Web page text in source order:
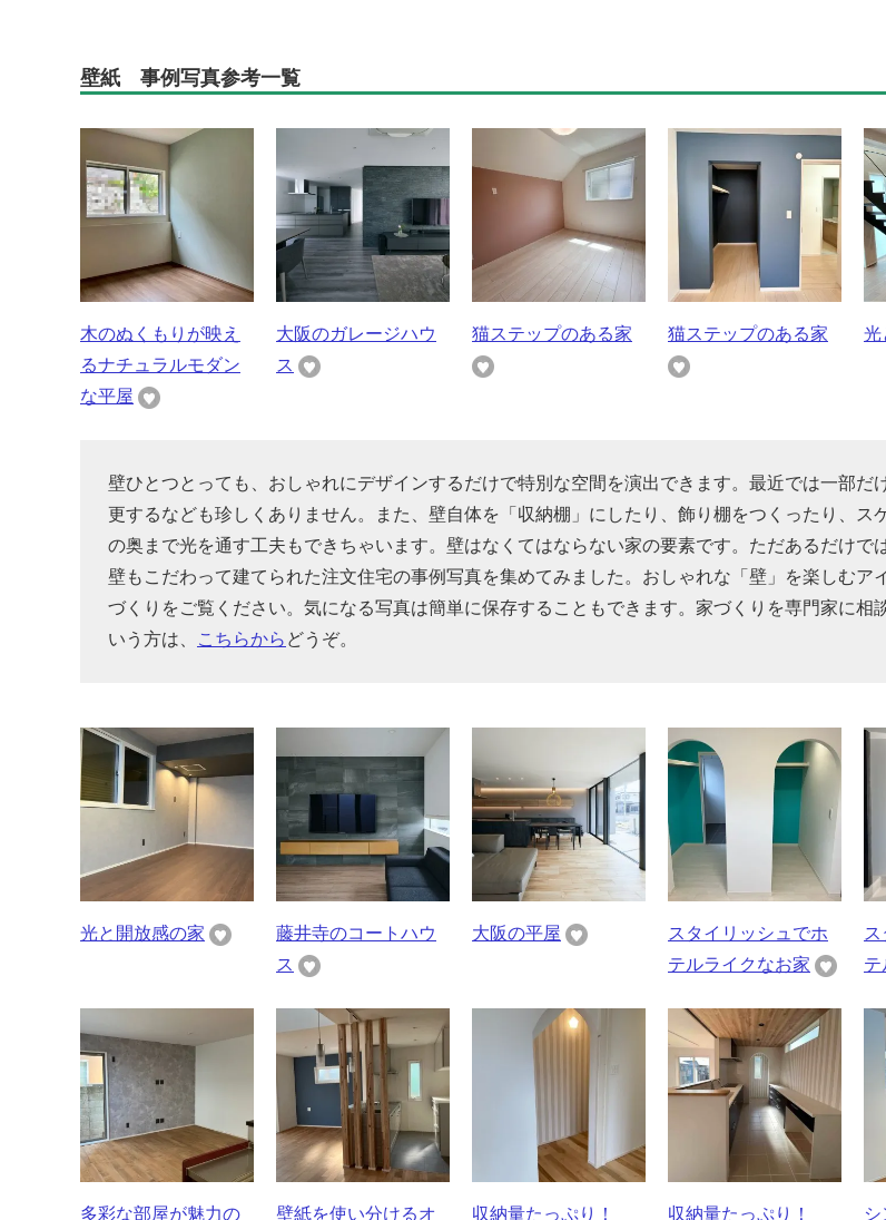
壁紙 事例写真参考一覧
木のぬくもりが映え
るナチュラルモダン
な平屋
大阪のガレージハウ
ス
猫ステップのある家 猫ステップのある家 光
壁ひとつとっても、おしゃれにデザインするだけで特別な空間を演出できます。最近では一部だ
更するなども珍しくありません。また、壁自体を「収納棚」にしたり、飾り棚をつくったり、ス
の奥まで光を通す工夫もできちゃいます。壁はなくてはならない家の要素です。ただあるだけで
壁もこだわって建てられた注文住宅の事例写真を集めてみました。おしゃれな「壁」を楽しむア
づくりをご覧ください。気になる写真は簡単に保存することもできます。家づくりを専門家に相
いう方は、
こちらから どうぞ。
光と開放感の家
藤井寺のコートハウ
ス
大阪の平屋
スタイリッシュでホ
テルライクなお家
テ
多彩な部屋が魅力の 壁紙を使い分けるオ 収納量たっぷり！ 収納量たっぷり！